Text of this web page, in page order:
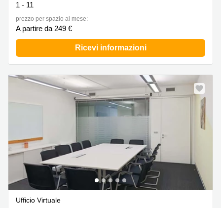
1 - 11
prezzo per spazio al mese:
A partire da 249 €
Ricevi informazioni
Ufficio Virtuale